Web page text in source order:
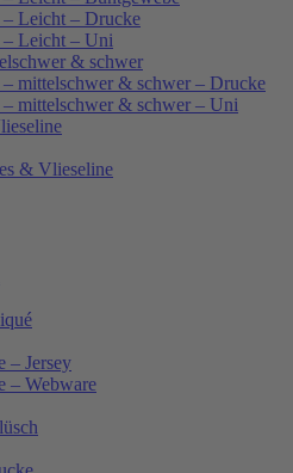
Leicht – Drucke
Leicht – Uni
& schwer
mittelschwer & schwer – Drucke
mittelschwer & schwer – Uni
& Vlieseline
– Jersey
– Webware